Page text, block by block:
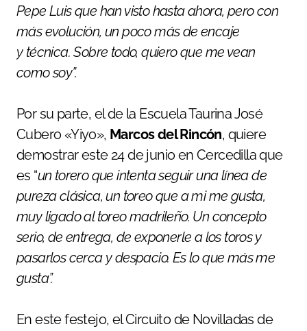
Pepe Luis que han visto hasta ahora, pero con
más evolución, un poco más de encaje
y técnica. Sobre todo, quiero que me vean
como soy”.
Por su parte, el de la Escuela Taurina José
Cubero «Yiyo», Marcos del Rincón, quiere
demostrar este 24 de junio en Cercedilla que
es “un torero que intenta seguir una línea de
pureza clásica, un toreo que a mi me gusta,
muy ligado al toreo madrileño. Un concepto
serio, de entrega, de exponerle a los toros y
pasarlos cerca y despacio. Es lo que más me
gusta”.
En este festejo, el Circuito de Novilladas de